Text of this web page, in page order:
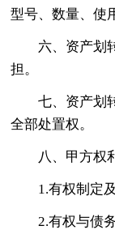
型号、数量、使
六、资产划
担。
七、资产划
全部处置权。
八、甲方权
1.有权制定
2.有权与债